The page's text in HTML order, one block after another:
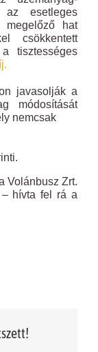
az esetleges
megelőző hat
csökkentett
tisztességes
javasolják a
módosítását
nemcsak
Volánbusz Zrt.
– hívta fel rá a